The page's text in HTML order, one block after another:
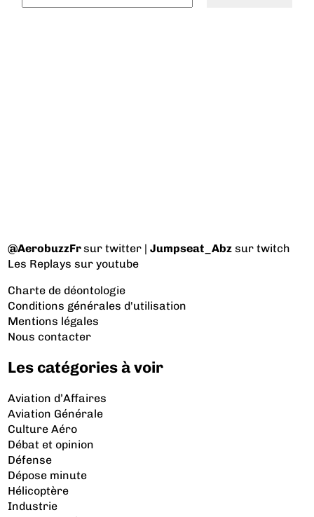
@AerobuzzFrsur twitter |Jumpseat_Abz sur twitch
Les Replays sur youtube
Charte de déontologie
Conditions générales d'utilisation
Mentions légales
Nous contacter
Les catégories à voir
Aviation d’Affaires
Aviation Générale
Culture Aéro
Débat et opinion
Défense
Dépose minute
Hélicoptère
Industrie